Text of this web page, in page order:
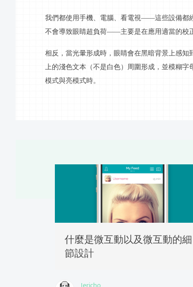
我們都使用手機、電腦、看電視——這些設備都經
不會導致眼睛超負荷——主要是在應用適當的校
相反，當光暈形成時，眼睛會在黑暗背景上感知
上的淺色文本（不是白色）周圍形成，並模糊
模式與亮模式時。
什麼是微互動以及微互動的細
節設計
Jericho